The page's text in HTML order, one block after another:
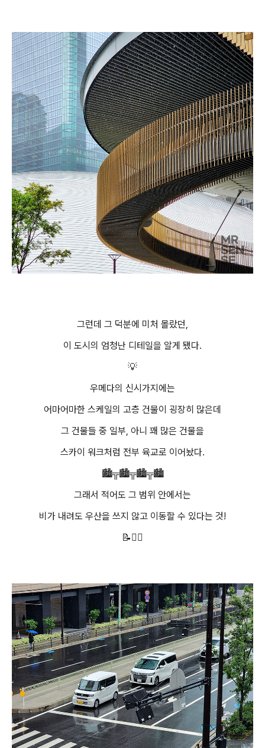
그런데 그 덕분에 미처 몰랐던,
이 도시의 엄청난 디테일을 알게 됐다.
💡
우메다의 신시가지에는
어마어마한 스케일의 고층 건물이 굉장히 많은데
그 건물들 중 일부, 아니 꽤 많은 건물을
스카이 워크처럼 전부 육교로 이어놨다.
🏙️╦🏙️╦🏙️╦🏙️
그래서 적어도 그 범위 안에서는
비가 내려도 우산을 쓰지 않고 이동할 수 있다는 것!
📝✍🏻